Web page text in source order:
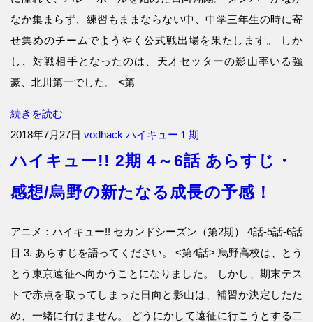
なか集まらず、練習もままならない中、中学三年生の時に寄
せ集めのチームでようやく公式戦出場を果たします。 しか
し、対戦相手となったのは、天才セッターの影山率いる強
豪、北川第一でした。 <第
続きを読む
2018年7月27日 vodhack ハイキュー１期
ハイキュー!! 2期 4～6話 あらすじ・
感想/烏野の新たなる成長の予感！
アニメ：ハイキュー!! セカンドシーズン（第2期） 4話-5話-6話
目 3. あらすじを語ってください。 <第4話> 烏野高校は、とう
とう東京遠征へ向かうことになりました。 しかし、期末テス
トで赤点を取ってしまった日向と影山は、補習か決定したた
め、一緒に行けません。 どうにかして遠征に行こうとする二